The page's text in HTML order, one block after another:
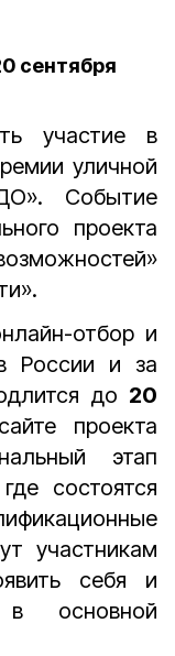
сентября
участие в
уличной
Событие
проекта
отбор и
России и за
до 20
проекта
этап
состоятся
участникам
себя и
основной